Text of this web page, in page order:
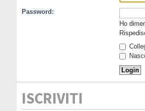
Password:
Ho
ISCRIVITI